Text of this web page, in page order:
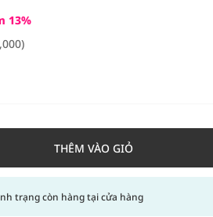
13%
THÊM VÀO GIỎ
trạng còn hàng tại cửa hàng